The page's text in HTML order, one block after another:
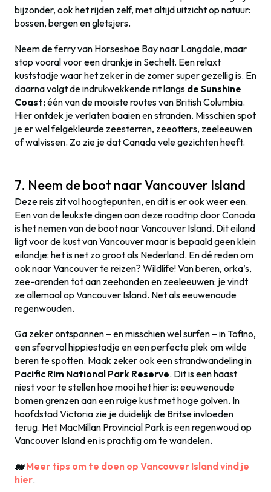
bijzonder, ook het rijden zelf, met altijd uitzicht op natuur:
bossen, bergen en gletsjers.
Neem de ferry van Horseshoe Bay naar Langdale, maar
stop vooral voor een drankje in Sechelt. Een relaxt
kuststadje waar het zeker in de zomer super gezellig is. En
daarna volgt de indrukwekkende rit langs de Sunshine
Coast; één van de mooiste routes van British Columbia.
Hier ontdek je verlaten baaien en stranden. Misschien spot
je er wel felgekleurde zeesterren, zeeotters, zeeleeuwen
of walvissen. Zo zie je dat Canada vele gezichten heeft.
7. Neem de boot naar Vancouver Island
Deze reis zit vol hoogtepunten, en dit is er ook weer een.
Een van de leukste dingen aan deze roadtrip door Canada
is het nemen van de boot naar Vancouver Island. Dit eiland
ligt voor de kust van Vancouver maar is bepaald geen klein
eilandje: het is net zo groot als Nederland. En dé reden om
ook naar Vancouver te reizen? Wildlife! Van beren, orka’s,
zee-arenden tot aan zeehonden en zeeleeuwen: je vindt
ze allemaal op Vancouver Island. Net als eeuwenoude
regenwouden.
Ga zeker ontspannen – en misschien wel surfen – in Tofino,
een sfeervol hippiestadje en een perfecte plek om wilde
beren te spotten. Maak zeker ook een strandwandeling in
Pacific Rim National Park Reserve. Dit is een haast
niest voor te stellen hoe mooi het hier is: eeuwenoude
bomen grenzen aan een ruige kust met hoge golven. In
hoofdstad Victoria zie je duidelijk de Britse invloeden
terug. Het MacMillan Provincial Park is een regenwoud op
Vancouver Island en is prachtig om te wandelen.
🐋Meer tips om te doen op Vancouver Island vind je
hier.